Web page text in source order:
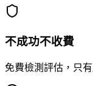
不成功不收費
免費檢測評估，只